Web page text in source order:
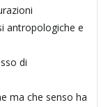
antropologiche e
di
ma che senso ha